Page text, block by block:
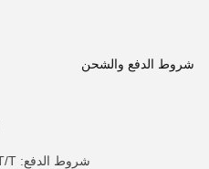
شروط الدفع والشحن
شروط الدفع: L/C، T/T، ويسترن يونيون، موني جرام